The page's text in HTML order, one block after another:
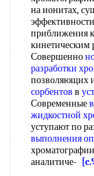
на ионитах,
приближения к
кинетическим
Совершенно
разработки
позволяющих
сорбентов в
Современные
жидкостной
уступают по
выполнения
аналитиче-